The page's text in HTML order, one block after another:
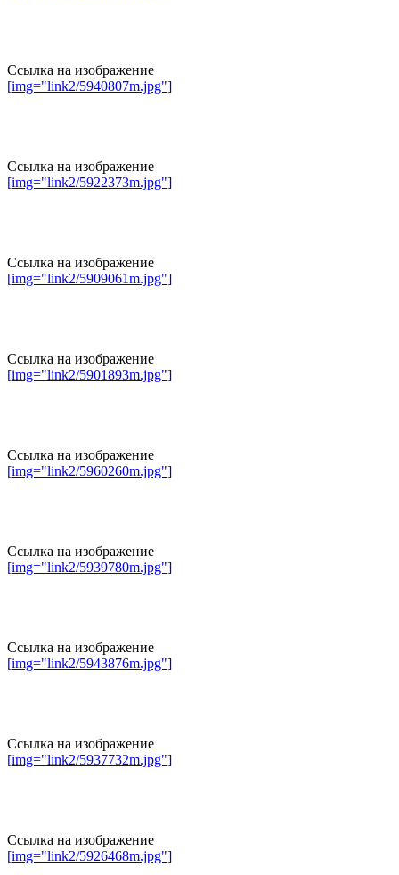
Ссылка на изображение
[img="link2/5940807m.jpg"]
Ссылка на изображение
[img="link2/5922373m.jpg"]
Ссылка на изображение
[img="link2/5909061m.jpg"]
Ссылка на изображение
[img="link2/5901893m.jpg"]
Ссылка на изображение
[img="link2/5960260m.jpg"]
Ссылка на изображение
[img="link2/5939780m.jpg"]
Ссылка на изображение
[img="link2/5943876m.jpg"]
Ссылка на изображение
[img="link2/5937732m.jpg"]
Ссылка на изображение
[img="link2/5926468m.jpg"]